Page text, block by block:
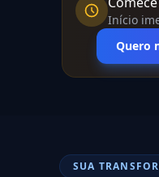
Início
Quero
SUA